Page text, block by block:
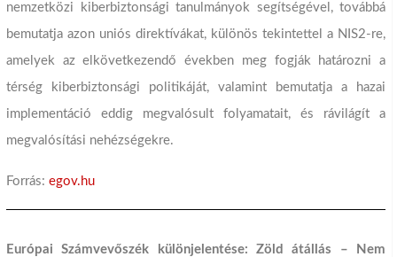
nemzetközi kiberbiztonsági tanulmányok segítségével, továbbá
bemutatja azon uniós direktívákat, különös tekintettel a NIS2-re,
amelyek az elkövetkezendő években meg fogják határozni a
térség kiberbiztonsági politikáját, valamint bemutatja a hazai
implementáció eddig megvalósult folyamatait, és rávilágít a
megvalósítási nehézségekre.
Forrás: egov.hu
Európai Számvevőszék különjelentése: Zöld átállás – Nem